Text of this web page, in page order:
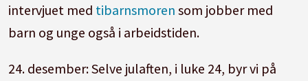
intervjuet med tibarnsmoren som jobber med
barn og unge også i arbeidstiden.
24. desember: Selve julaften, i luke 24, byr vi på